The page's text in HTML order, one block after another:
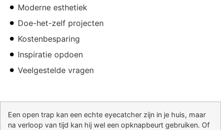
Moderne esthetiek
Doe-het-zelf projecten
Kostenbesparing
Inspiratie opdoen
Veelgestelde vragen
Een open trap kan een echte eyecatcher zijn in je huis, maar
na verloop van tijd kan hij wel een opknapbeurt gebruiken. Of